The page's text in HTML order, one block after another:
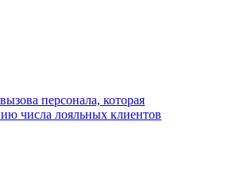
персонала, которая
числа лояльных клиентов